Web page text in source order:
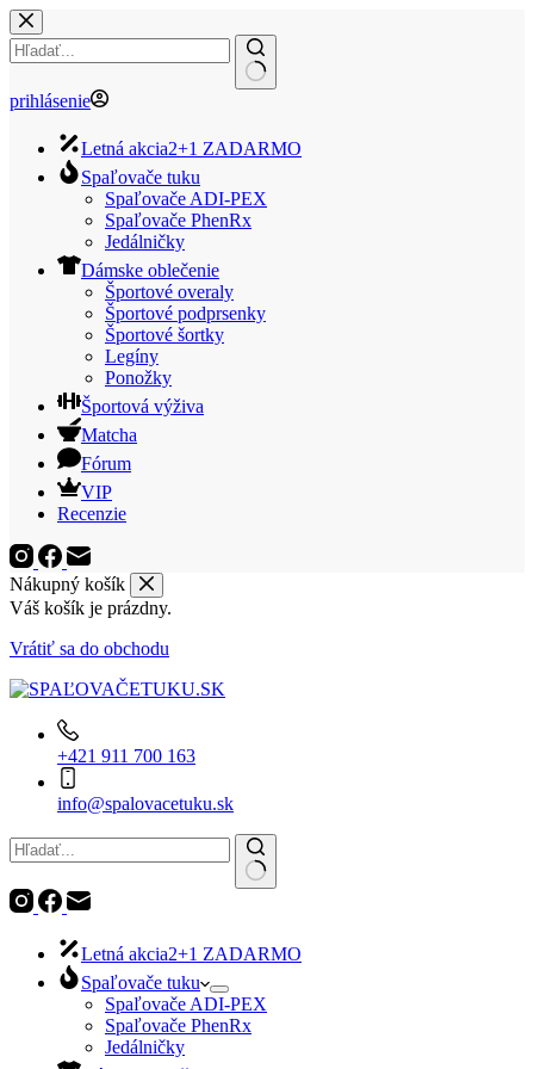
Skip
to
content
No
prihlásenie
Letná akcia2+1 ZADARMO
Spaľovače tuku
Spaľovače ADI-PEX
Spaľovače PhenRx
Jedálničky
Dámske oblečenie
Športové overaly
Športové podprsenky
Športové šortky
Legíny
Ponožky
Športová výživa
Matcha
Fórum
VIP
Recenzie
Nákupný košík
Váš košík je prázdny.
Vrátiť sa do obchodu
+421 911 700 163
info@spalovacetuku.sk
No
results
Letná akcia2+1 ZADARMO
Spaľovače tuku
Spaľovače ADI-PEX
Spaľovače PhenRx
Jedálničky